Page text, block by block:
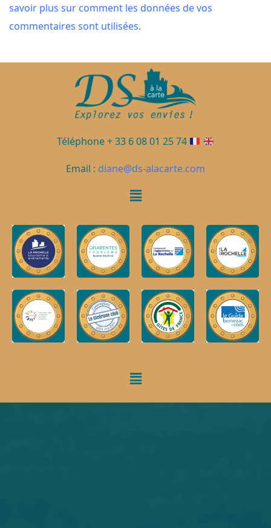
savoir plus sur comment les données de vos
commentaires sont utilisées.
Téléphone + 33 6 08 01 25 74
Email : diane@ds-alacarte.com